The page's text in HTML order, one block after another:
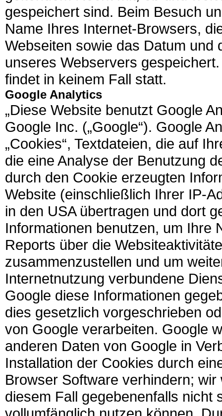
gespeichert sind. Beim Besuch
Name Ihres Internet-Browsers,
Webseiten sowie das Datum
unseres Webservers
findet in keinem Fall statt.
Google Analytics
„Diese Website benutzt Google
Google Inc. („Google“). Google
„Cookies“, Textdateien, die auf
die eine Analyse der Benutzung
durch den Cookie erzeugten
Website (einschließlich Ihrer IP-
in den USA übertragen und dort
Informationen benutzen, um Ihre
Reports über die
zusammenzustellen und um
Internetnutzung verbundene
Google diese Informationen
dies gesetzlich vorgeschrieben
von Google verarbeiten. Google
anderen Daten von Google in
Installation der Cookies durch
Browser Software verhindern;
diesem Fall gegebenenfalls nicht